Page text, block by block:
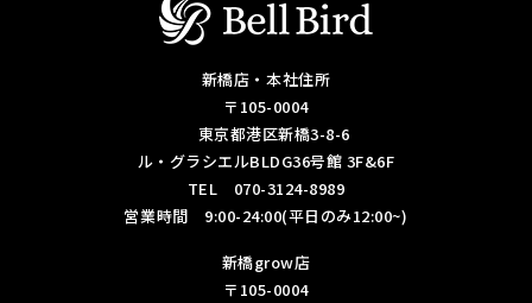
新橋店・本社住所
〒105-0004
東京都港区新橋3-8-6
ル・グラシエルBLDG36号館 3F&6F
TEL 070-3124-8989
営業時間 9:00-24:00(平日のみ12:00~)
新橋grow店
〒105-0004